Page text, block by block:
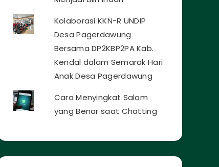
Kolaborasi KKN-R UNDIP
Desa Pagerdawung
Bersama DP2KBP2PA Kab.
Kendal dalam Semarak Hari
Anak Desa Pagerdawung
Cara Menyingkat Salam
yang Benar saat Chatting